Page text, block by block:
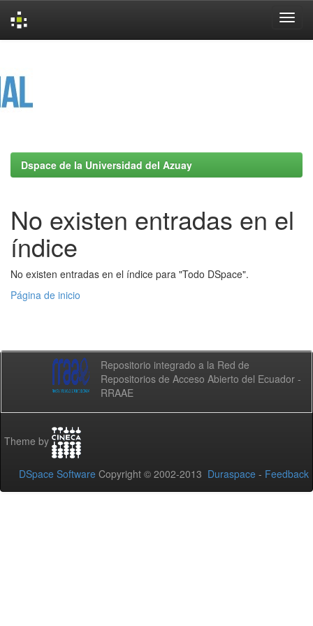
Dspace de la Universidad del Azuay
No existen entradas en el
índice
No existen entradas en el índice para "Todo DSpace".
Página de inicio
Repositorio integrado a la Red de
Repositorios de Acceso Abierto del Ecuador -
RRAAE
Theme by
DSpace Software Copyright © 2002-2013 Duraspace - Feedback